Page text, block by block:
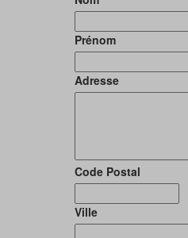
Prénom
Adresse
Code Postal
Ville